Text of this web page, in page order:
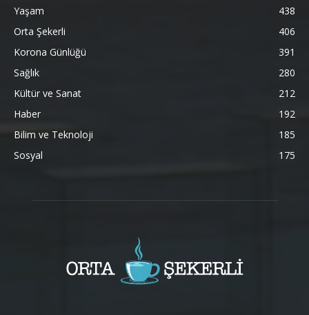
Yaşam
438
Orta Şekerli
406
Korona Günlüğü
391
Sağlık
280
Kültür ve Sanat
212
Haber
192
Bilim ve Teknoloji
185
Sosyal
175